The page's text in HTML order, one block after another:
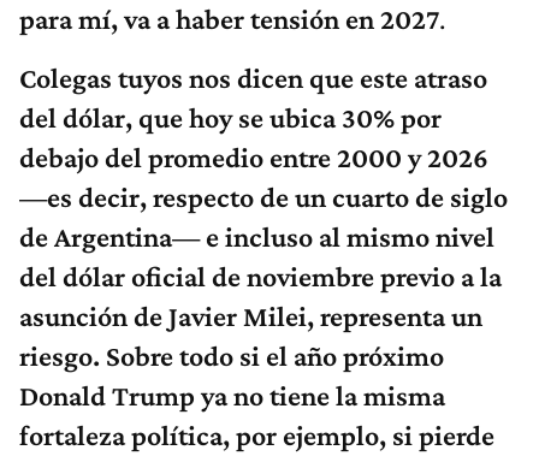
para mí, va a haber tensión en 2027.
Colegas tuyos nos dicen que este atraso
del dólar, que hoy se ubica 30% por
debajo del promedio entre 2000 y 2026
—es decir, respecto de un cuarto de siglo
de Argentina— e incluso al mismo nivel
del dólar oficial de noviembre previo a la
asunción de Javier Milei, representa un
riesgo. Sobre todo si el año próximo
Donald Trump ya no tiene la misma
fortaleza política, por ejemplo, si pierde